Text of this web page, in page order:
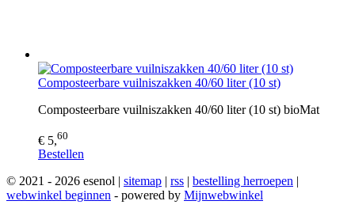
Composteerbare vuilniszakken 40/60 liter (10 st)
Composteerbare vuilniszakken 40/60 liter (10 st) bioMat
€ 5, 60
Bestellen
© 2021 - 2026 esenol | sitemap | rss | bestelling herroepen |
webwinkel beginnen - powered by Mijnwebwinkel